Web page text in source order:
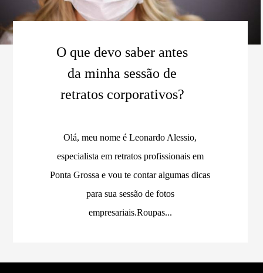
O que devo saber antes
da minha sessão de
retratos corporativos?
Olá, meu nome é Leonardo Alessio,
especialista em retratos profissionais em
Ponta Grossa e vou te contar algumas dicas
para sua sessão de fotos
empresariais.Roupas...